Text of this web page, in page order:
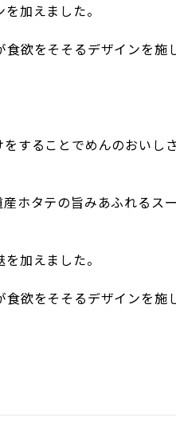
加えました。
欲をそそるデザインを施
することでめんのおいし
ホタテの旨みあふれるス
加えました。
欲をそそるデザインを施